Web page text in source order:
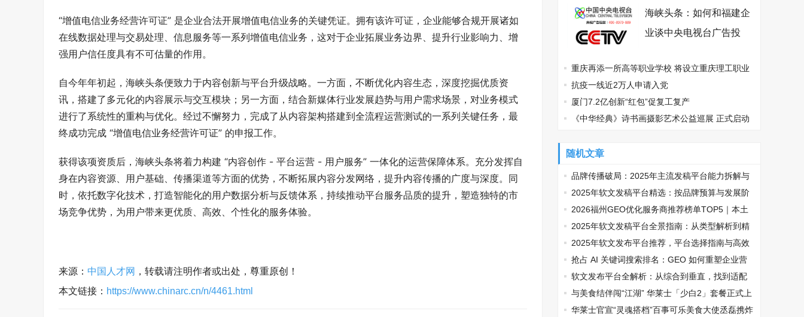
“增值电信业务经营许可证” 是企业合法开展增值电信业务的关键凭证。拥有该许可证，企业能够合规开展诸如
在线数据处理与交易处理、信息服务等一系列增值电信业务，这对于企业拓展业务边界、提升行业影响力、增
强用户信任度具有不可估量的作用。
自今年年初起，海峡头条便致力于内容创新与平台升级战略。一方面，不断优化内容生态，深度挖掘优质资
讯，搭建了多元化的内容展示与交互模块；另一方面，结合新媒体行业发展趋势与用户需求场景，对业务模式
进行了系统性的重构与优化。经过不懈努力，完成了从内容架构搭建到全流程运营测试的一系列关键任务，最
终成功完成 “增值电信业务经营许可证” 的申报工作。
获得该项资质后，海峡头条将着力构建 “内容创作 - 平台运营 - 用户服务” 一体化的运营保障体系。充分发挥自
身在内容资源、用户基础、传播渠道等方面的优势，不断拓展内容分发网络，提升内容传播的广度与深度。同
时，依托数字化技术，打造智能化的用户数据分析与反馈体系，持续推动平台服务品质的提升，塑造独特的市
场竞争优势，为用户带来更优质、高效、个性化的服务体验。
来源： 中国人才网 ，转载请注明作者或出处，尊重原创！
本文链接： https://www.chinarc.cn/n/4461.html
海峡头条：如何和福建企
业谈中央电视台广告投
重庆再添一所高等职业学校 将设立重庆理工职业
学院抗疫一线近2万人申请入党
厦门7.2亿创新“红包”促复工复产
《中华经典》诗书画摄影艺术公益巡展 正式启动
随机文章
品牌传播破局：2025年主流发稿平台能力拆解与
场景适配指南
2025年软文发稿平台精选：按品牌预算与发展阶
段适配指南
2026福州GEO优化服务商推荐榜单TOP5｜本土
高口碑企业获客优选
2025年软文发稿平台全景指南：从类型解析到精
准投放，解锁高效传播密码
2025年软文发布平台推荐，平台选择指南与高效
投放策略
抢占 AI 关键词搜索排名：GEO 如何重塑企业营
销新逻辑
软文发布平台全解析：从综合到垂直，找到适配
你的传播利器
与美食结伴闯“江湖” 华莱士「少白2」套餐正式上
线华莱士官宣“灵魂搭档”百事可乐美食大使丞磊携炸